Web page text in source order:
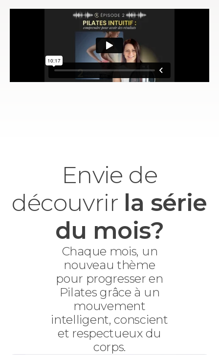
Envie de
découvrir la série
du mois?
Chaque mois, un
nouveau thème
pour progresser en
Pilates grâce à un
mouvement
intelligent, conscient
et respectueux du
corps.